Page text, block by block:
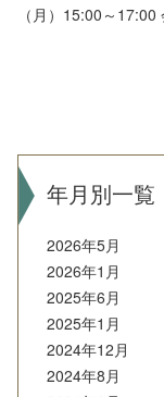
（月）15:00～
年月別一覧
2026年5月
2026年1月
2025年6月
2025年1月
2024年12月
2024年8月